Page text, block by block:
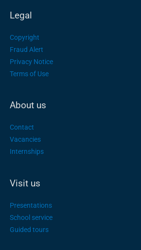
Legal
Copyright
Fraud Alert
Privacy Notice
Terms of Use
About us
Contact
Vacancies
Internships
Visit us
Presentations
School service
Guided tours